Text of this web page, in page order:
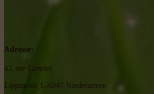
Adresse:
42, rue Gabriel
Lippmann, L-6947 Niederanven